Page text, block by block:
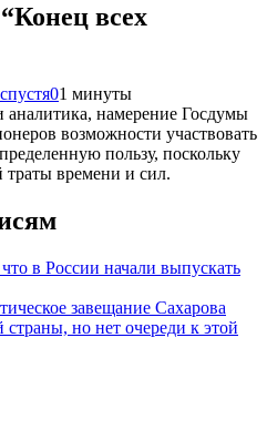
всех
01 минуты
аналитика, намерение Госдумы
возможности участвовать
пользу, поскольку
траты времени и сил.
в России начали выпускать
завещание Сахарова
но нет очереди к этой